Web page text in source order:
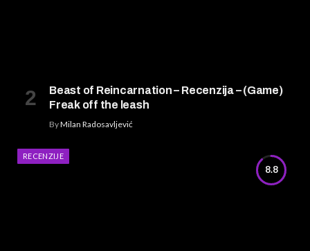
Beast of Reincarnation – Recenzija – (Game)
Freak off the leash
ByMilan Radosavljević
8.8
RECENZIJE